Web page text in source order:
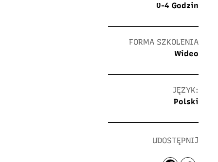
0-4 Godzin
FORMA SZKOLENIA
Wideo
JĘZYK:
Polski
UDOSTĘPNIJ